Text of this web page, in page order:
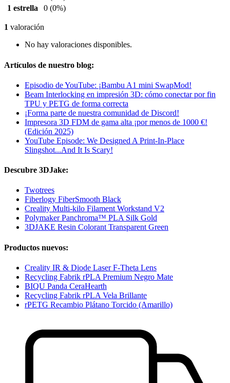
1 estrella
0 (0%)
1 valoración
No hay valoraciones disponibles.
Artículos de nuestro blog:
Episodio de YouTube: ¡Bambu A1 mini SwapMod!
Beam Interlocking en impresión 3D: cómo conectar por fin
TPU y PETG de forma correcta
¡Forma parte de nuestra comunidad de Discord!
Impresora 3D FDM de gama alta ¡por menos de 1000 €!
(Edición 2025)
YouTube Episode: We Designed A Print-In-Place
Slingshot...And It Is Scary!
Descubre 3DJake:
Twotrees
Fiberlogy FiberSmooth Black
Creality Multi-kilo Filament Workstand V2
Polymaker Panchroma™ PLA Silk Gold
3DJAKE Resin Colorant Transparent Green
Productos nuevos:
Creality IR & Diode Laser F-Theta Lens
Recycling Fabrik rPLA Premium Negro Mate
BIQU Panda CeraHearth
Recycling Fabrik rPLA Vela Brillante
rPETG Recambio Plátano Torcido (Amarillo)